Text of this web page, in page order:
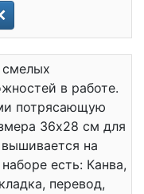
в работе.
потрясающую
36x28 см для
на
есть: Канва,
перевод,